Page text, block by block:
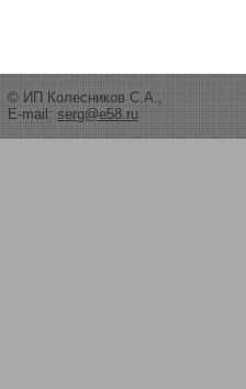
© ИП Колесников С.А.,
E-mail: serg@e58.ru